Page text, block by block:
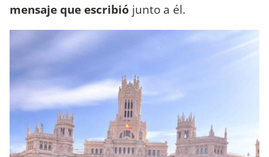
mensaje que escribió junto a él.